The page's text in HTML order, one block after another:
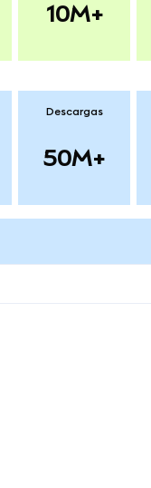
10M+
Descargas
50M+